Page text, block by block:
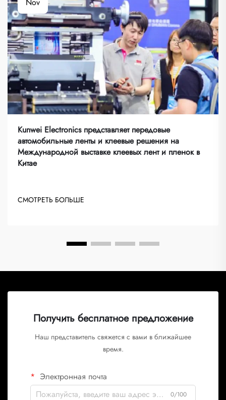
Kunwei Electronics представляет передовые
автомобильные ленты и клеевые решения на
Международной выставке клеевых лент и пленок в
Китае
СМОТРЕТЬ БОЛЬШЕ
Получить бесплатное предложение
Наш представитель свяжется с вами в ближайшее
время.
Электронная почта
0/100